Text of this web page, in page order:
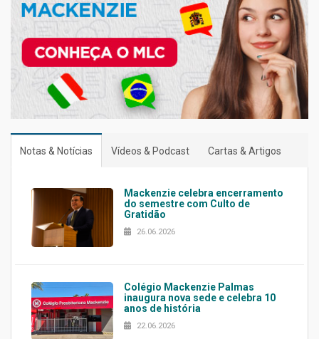
Notas & Notícias Vídeos & Podcast Cartas & Artigos
Mackenzie celebra encerramento
do semestre com Culto de
Gratidão
26.06.2026
Colégio Mackenzie Palmas
inaugura nova sede e celebra 10
anos de história
22.06.2026